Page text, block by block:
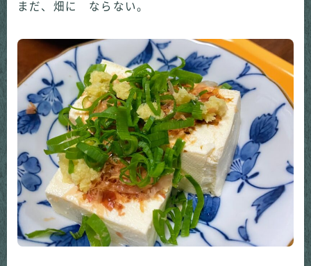
まだ、畑に ならない。